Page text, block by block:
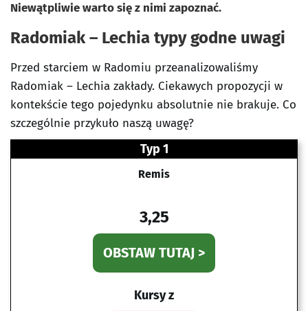
Niewątpliwie warto się z nimi zapoznać.
Radomiak – Lechia typy godne uwagi
Przed starciem w Radomiu przeanalizowaliśmy
Radomiak – Lechia zakłady. Ciekawych propozycji w
kontekście tego pojedynku absolutnie nie brakuje. Co
szczególnie przykuło naszą uwagę?
Typ 1
Remis
3,25
OBSTAW TUTAJ >
Kursy z